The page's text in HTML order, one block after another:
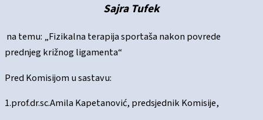
Sajra Tufek
na temu: „Fizikalna terapija sportaša nakon povrede
prednjeg križnog ligamenta“
Pred Komisijom u sastavu:
1.prof.dr.sc.Amila Kapetanović, predsjednik Komisije,